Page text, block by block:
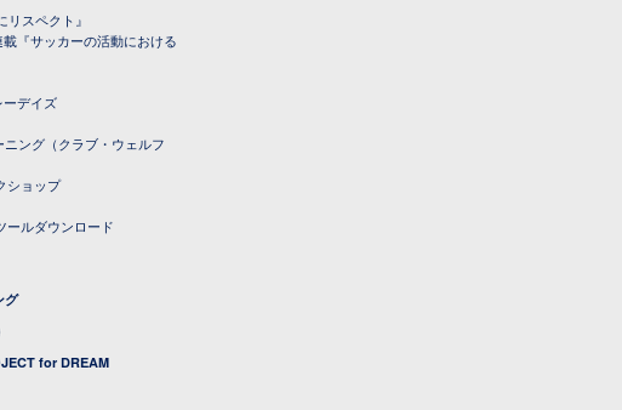
スペクト』
『サッカーの活動における
デイズ
ング（クラブ・ウェルフ
ショップ
ールダウンロード
グ
for DREAM